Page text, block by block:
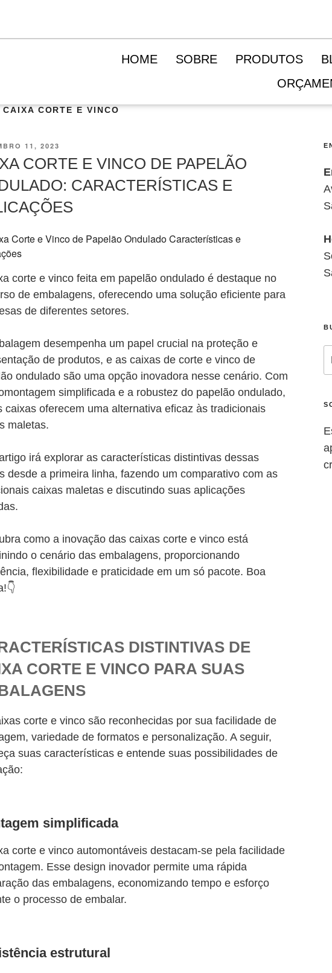
HOME SOBRE PRODUTOS
CAIXA CORTE E VINCO
11, 2023
CORTE E VINCO DE PAPELÃO
CARACTERÍSTICAS E
corte e vinco feita em papelão ondulado é destaque no
de embalagens, oferecendo uma solução eficiente para
de diferentes setores.
desempenha um papel crucial na proteção e
de produtos, e as caixas de corte e vinco de
ondulado são uma opção inovadora nesse cenário. Com
simplificada e a robustez do papelão ondulado,
caixas oferecem uma alternativa eficaz às tradicionais
maletas.
irá explorar as características distintivas dessas
desde a primeira linha, fazendo um comparativo com as
caixas maletas e discutindo suas aplicações
como a inovação das caixas corte e vinco está
o cenário das embalagens, proporcionando
flexibilidade e praticidade em um só pacote. Boa
DISTINTIVAS DE
CORTE E VINCO PARA SUAS
corte e vinco são reconhecidas por sua facilidade de
variedade de formatos e personalização. A seguir,
suas características e entende suas possibilidades de
simplificada
corte e vinco automontáveis destacam-se pela facilidade
Esse design inovador permite uma rápida
das embalagens, economizando tempo e esforço
o processo de embalar.
estrutural